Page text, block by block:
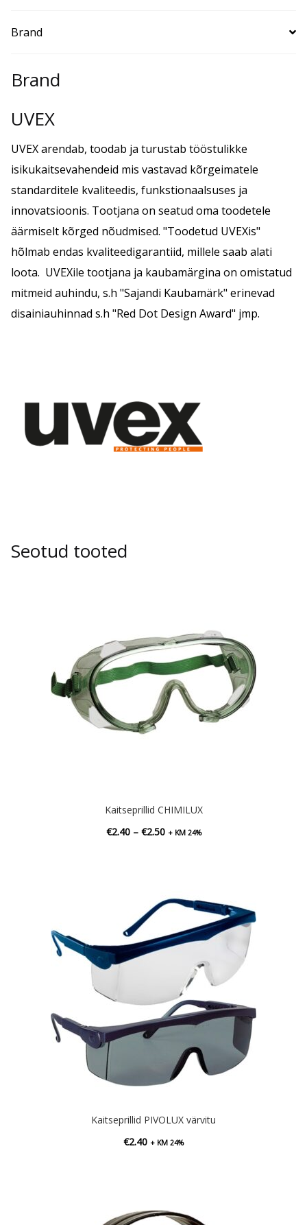
excellence,
must/läbipaistev
Brand
Brand
UVEX
UVEX arendab, toodab ja turustab tööstulikke
isikukaitsevahendeid mis vastavad kõrgeimatele
standarditele kvaliteedis, funkstionaalsuses ja
innovatsioonis. Tootjana on seatud oma toodetele
äärmiselt kõrged nõudmised. "Toodetud UVEXis"
hõlmab endas kvaliteedigarantiid, millele saab alati
loota. UVEXile tootjana ja kaubamärgina on omistatud
mitmeid auhindu, s.h "Sajandi Kaubamärk" erinevad
disainiauhinnad s.h "Red Dot Design Award" jmp.
Seotud tooted
Kaitseprillid CHIMILUX
€2.40 – €2.50Hinnavahemik:
+ KM 24%
Kaitseprillid PIVOLUX värvitu
€2.40 + KM 24%